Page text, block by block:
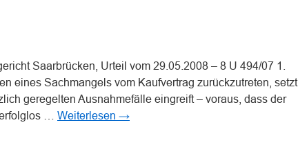
Saarbrücken, Urteil vom 29.05.2008 – 8 U 494/07 1.
eines Sachmangels vom Kaufvertrag zurückzutreten, setzt
geregelten Ausnahmefälle eingreift – voraus, dass der
… Weiterlesen →